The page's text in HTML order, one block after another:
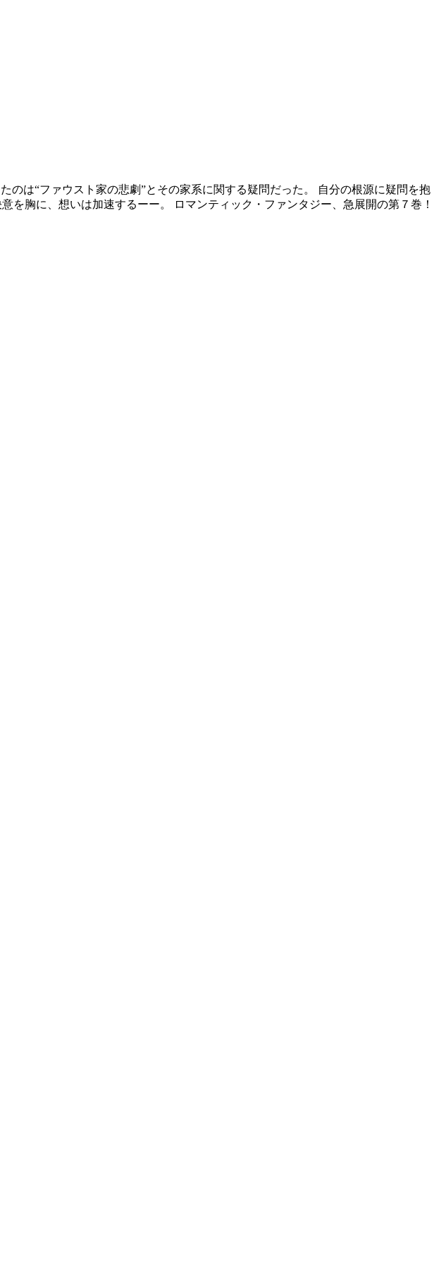
は“ファウスト家の悲劇”とその家系に関する疑問だった。 自分の根源に疑問を抱
を胸に、想いは加速するーー。 ロマンティック・ファンタジー、急展開の第７巻！